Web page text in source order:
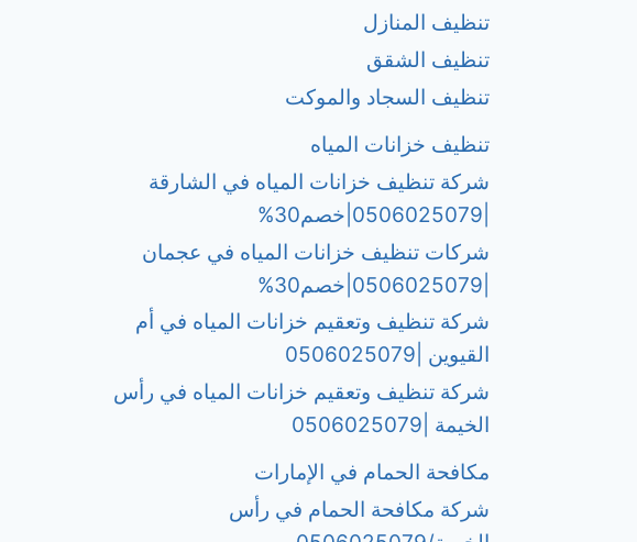
تنظيف المنازل
تنظيف الشقق
تنظيف السجاد والموكت
تنظيف خزانات المياه
شركة تنظيف خزانات المياه في الشارقة
شركات تنظيف خزانات المياه في عجمان
شركة تنظيف وتعقيم خزانات المياه في أم
القيوين |0506025079
شركة تنظيف وتعقيم خزانات المياه في رأس
الخيمة |0506025079
مكافحة الحمام في الإمارات
شركة مكافحة الحمام في رأس